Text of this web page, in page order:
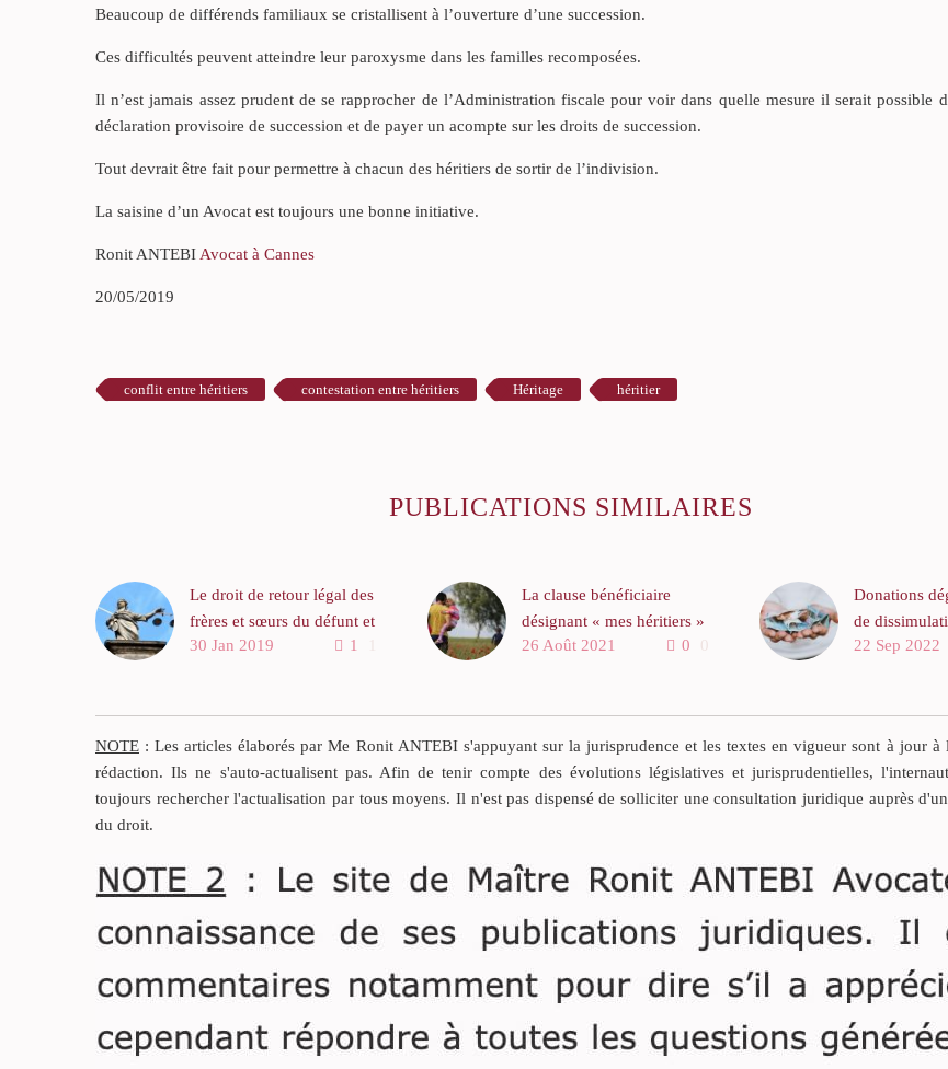
Beaucoup de différends familiaux se cristallisent à l’ouverture d’une succession.
Ces difficultés peuvent atteindre leur paroxysme dans les familles recomposées.
Il n’est jamais assez prudent de se rapprocher de l’Administration fiscale pour voir dans quelle mesure il serait possible
déclaration provisoire de succession et de payer un acompte sur les droits de succession.
Tout devrait être fait pour permettre à chacun des héritiers de sortir de l’indivision.
La saisine d’un Avocat est toujours une bonne initiative.
Ronit ANTEBI Avocat à Cannes
20/05/2019
conflit entre héritiers contestation entre héritiers Héritage héritier
PUBLICATIONS SIMILAIRES
Le droit de retour légal des
frères et sœurs du défunt et
la donation en époux
survivant est héritier du
défunt.
Selon l’article 757-2 du
Code civil, en l’absence
survivant recueille toute la
succession.
1
30 Jan 2019
La clause bénéficiaire
désignant « mes héritiers »
enfants, une fille et un
garçon.
0 0
26 Août 2021
Donations
de
rapportables
à défaut de
exprimée
donation.
parties
dissimuler
sous
transaction
onéreuse.
22 Sep 2022
NOTE : Les articles élaborés par Me Ronit ANTEBI s'appuyant sur la jurisprudence et les textes en vigueur sont à jour à
rédaction. Ils ne s'auto-actualisent pas. Afin de tenir compte des évolutions législatives et jurisprudentielles,
toujours rechercher l'actualisation par tous moyens. Il n'est pas dispensé de solliciter une consultation juridique auprès
du droit.